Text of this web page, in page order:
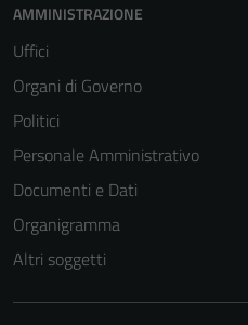
AMMINISTRAZIONE
Uffici
Organi di Governo
Politici
Personale Amministrativo
Documenti e Dati
Organigramma
Altri soggetti